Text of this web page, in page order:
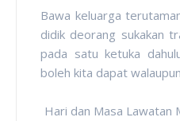
Bawa keluarga
didik deorang sukakan
pada satu ketuka
boleh kita dapat
Hari dan Masa Lawatan